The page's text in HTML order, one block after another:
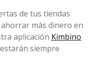
de tus tiendas
más dinero en
aplicación Kimbino
siempre